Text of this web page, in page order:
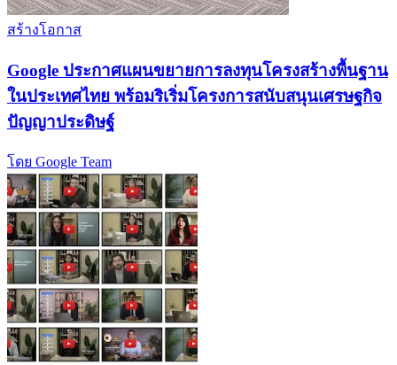
สร้างโอกาส
Google ประกาศแผนขยายการลงทุนโครงสร้างพื้นฐาน
ในประเทศไทย พร้อมริเริ่มโครงการสนับสนุนเศรษฐกิจ
ปัญญาประดิษฐ์
โดย Google Team